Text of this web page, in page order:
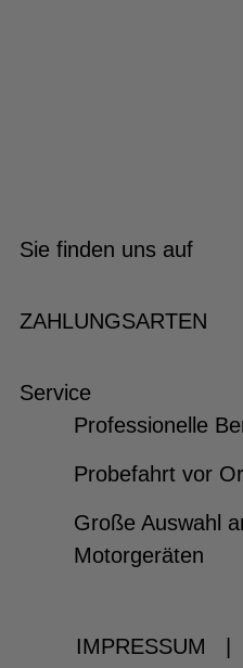
Sie finden uns auf
ZAHLUNGSARTEN
Service
Professionelle
Probefahrt vor
Große Auswahl
Motorgeräten
IMPRESSUM